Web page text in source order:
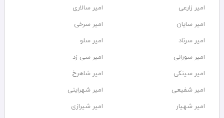
امیر زارعی
امیر سالاری
امیر سایان
امیر سرخی
امیر سرناد
امیر سلو
امیر سورانی
امیر سی زد
امیر سینکی
امیر شاهرخ
امیر شفیعی
امیر شهراینی
امیر شهیار
امیر شیرازی